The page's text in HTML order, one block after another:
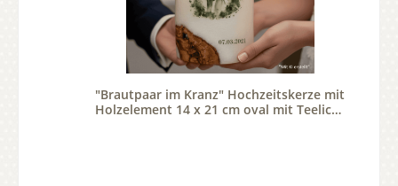
"Brautpaar im Kranz" Hochzeitskerze mit
Holzelement 14 x 21 cm oval mit Teelicht